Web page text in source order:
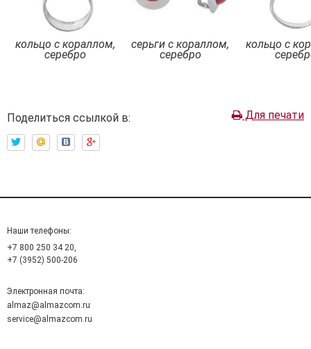
кольцо с кораллом,
серебро
серьги с кораллом,
серебро
кольцо с
Поделиться ссылкой в: Для печати
Наши телефоны:
+7 800 250 34 20,
+7 (3952) 500-206
Электронная почта:
almaz@almazcom.ru
service@almazcom.ru